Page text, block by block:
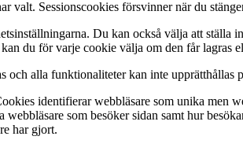
valt. Sessionscookies försvinner när du
Du kan också välja att ställa
du för varje cookie välja om den får lagras
alla funktionaliteter kan inte upprätthållas
identifierar webbläsare som unika men
som besöker sidan samt hur
har gjort.